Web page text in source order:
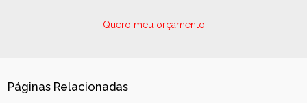
Quero meu orçamento
Páginas Relacionadas